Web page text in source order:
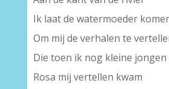
Ik laat de watermoeder
Om mij de verhalen te
Die toen ik nog kleine jongen
Rosa mij vertellen kwam